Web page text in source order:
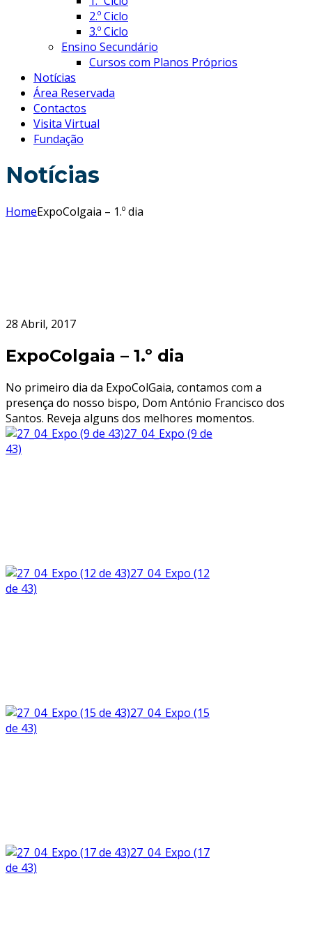
2.º Ciclo
3.º Ciclo
Ensino Secundário
Cursos com Planos Próprios
Notícias
Área Reservada
Contactos
Visita Virtual
Fundação
Notícias
HomeExpoColgaia – 1.º dia
28 Abril, 2017
ExpoColgaia – 1.º dia
No primeiro dia da ExpoColGaia, contamos com a
presença do nosso bispo, Dom António Francisco dos
Santos. Reveja alguns dos melhores momentos.
27_04_Expo (9 de
43)
27_04_Expo (12
de 43)
27_04_Expo (15
de 43)
27_04_Expo (17
de 43)